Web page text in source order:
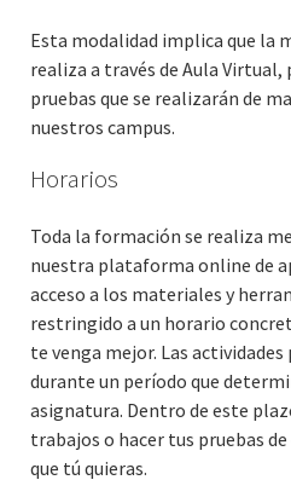
Esta modalidad implica que la
realiza a través de Aula
pruebas que se realizarán de
nuestros campus.
Horarios
Toda la formación se realiza
nuestra plataforma online de
acceso a los materiales y
restringido a un horario
te venga mejor. Las
durante un período que
asignatura. Dentro de este
trabajos o hacer tus pruebas
que tú quieras.